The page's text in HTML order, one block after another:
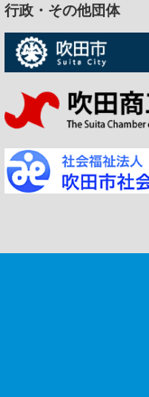
行政・その他団体